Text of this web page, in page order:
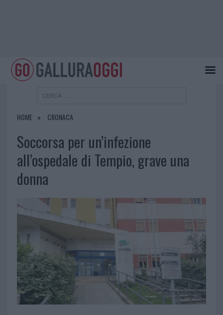
HOME CRONACA
Soccorsa per un’infezione
all’ospedale di Tempio, grave una
donna